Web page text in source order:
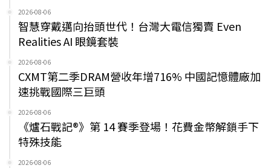
2026-08-06
智慧穿戴邁向抬頭世代！台灣大電信獨賣 Even
Realities AI 眼鏡套裝
2026-08-06
CXMT第二季DRAM營收年增716% 中國記憶體廠加
速挑戰國際三巨頭
2026-08-06
《爐石戰記®》第 14 賽季登場！花費金幣解鎖手下
特殊技能
2026-08-06